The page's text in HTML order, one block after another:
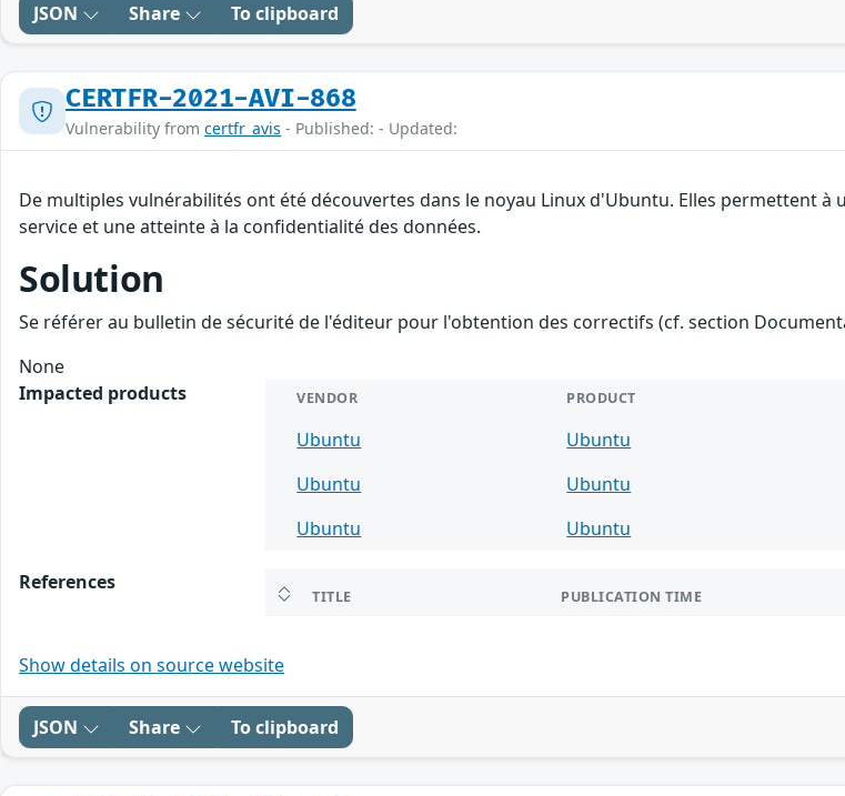
JSON Share To clipboard
CERTFR-2021-AVI-868
Vulnerability from certfr_avis - Published: - Updated:
De multiples vulnérabilités ont été découvertes dans le noyau Linux d'Ubuntu. Elles permettent
service et une atteinte à la confidentialité des données.
Solution
Se référer au bulletin de sécurité de l'éditeur pour l'obtention des correctifs (cf. section
None
Impacted products
VENDOR PRODUCT
Ubuntu Ubuntu
Ubuntu
Ubuntu
Ubuntu
Ubuntu
References
TITLE PUBLICATION TIME
Show details on source website
JSON Share To clipboard